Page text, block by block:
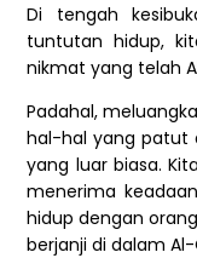
Di tengah
tuntutan hidup,
nikmat yang telah
Padahal,
hal-hal yang patut
yang luar biasa.
menerima
hidup dengan
berjanji di dalam Al-